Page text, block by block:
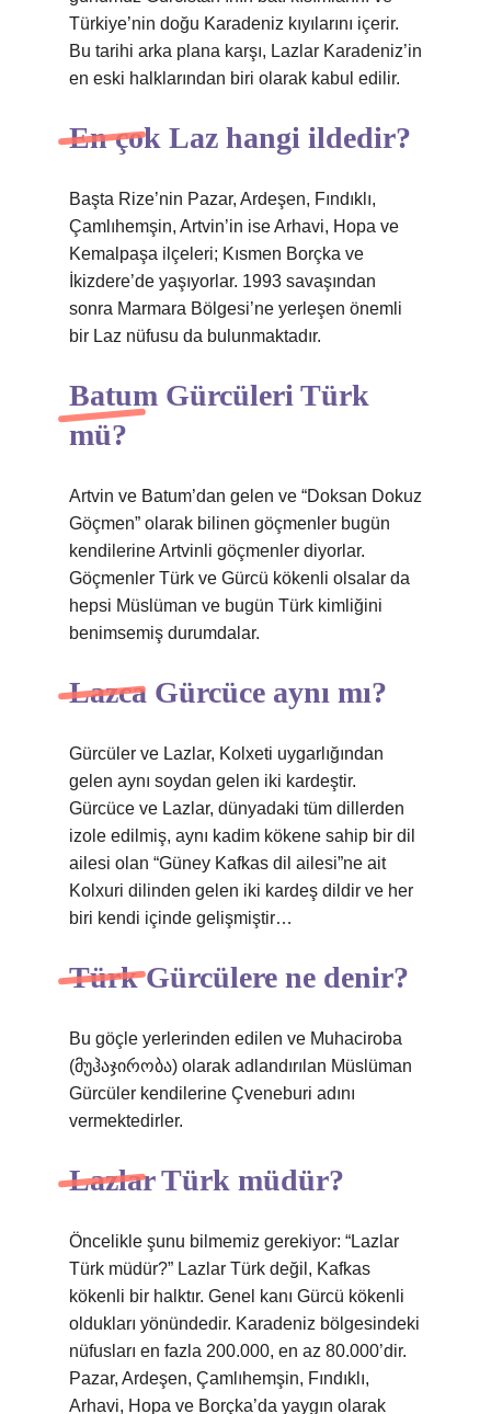
Türkiye’nin doğu Karadeniz kıyılarını içerir.
Bu tarihi arka plana karşı, Lazlar Karadeniz’in
en eski halklarından biri olarak kabul edilir.
En çok Laz hangi ildedir?
Başta Rize’nin Pazar, Ardeşen, Fındıklı,
Çamlıhemşin, Artvin’in ise Arhavi, Hopa ve
Kemalpaşa ilçeleri; Kısmen Borçka ve
İkizdere’de yaşıyorlar. 1993 savaşından
sonra Marmara Bölgesi’ne yerleşen önemli
bir Laz nüfusu da bulunmaktadır.
Batum Gürcüleri Türk
mü?
Artvin ve Batum’dan gelen ve “Doksan Dokuz
Göçmen” olarak bilinen göçmenler bugün
kendilerine Artvinli göçmenler diyorlar.
Göçmenler Türk ve Gürcü kökenli olsalar da
hepsi Müslüman ve bugün Türk kimliğini
benimsemiş durumdalar.
Lazca Gürcüce aynı mı?
Gürcüler ve Lazlar, Kolxeti uygarlığından
gelen aynı soydan gelen iki kardeştir.
Gürcüce ve Lazlar, dünyadaki tüm dillerden
izole edilmiş, aynı kadim kökene sahip bir dil
ailesi olan “Güney Kafkas dil ailesi”ne ait
Kolxuri dilinden gelen iki kardeş dildir ve her
biri kendi içinde gelişmiştir…
Türk Gürcülere ne denir?
Bu göçle yerlerinden edilen ve Muhaciroba
(მუჰაჯირობა) olarak adlandırılan Müslüman
Gürcüler kendilerine Çveneburi adını
vermektedirler.
Lazlar Türk müdür?
Öncelikle şunu bilmemiz gerekiyor: “Lazlar
Türk müdür?” Lazlar Türk değil, Kafkas
kökenli bir halktır. Genel kanı Gürcü kökenli
oldukları yönündedir. Karadeniz bölgesindeki
nüfusları en fazla 200.000, en az 80.000’dir.
Pazar, Ardeşen, Çamlıhemşin, Fındıklı,
Arhavi, Hopa ve Borçka’da yaygın olarak